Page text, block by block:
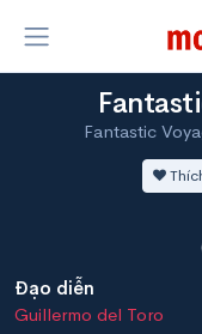
Fantastic
Đạo diễn
Guillermo del Toro